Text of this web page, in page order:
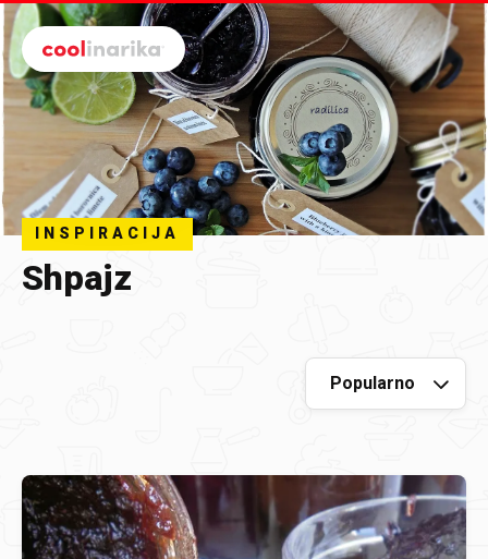
Preskoči na glavni sadržaj
INSPIRACIJA
Shpajz